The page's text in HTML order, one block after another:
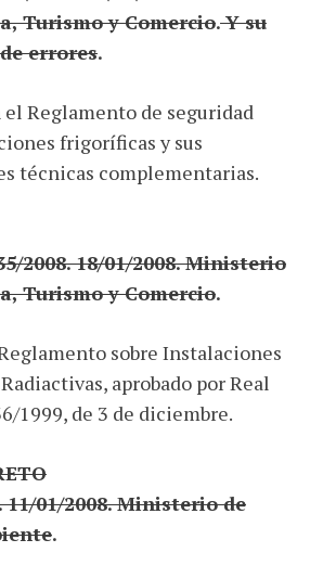
Turismo y Comercio.Y su
errores.
el Reglamento de seguridad
frigoríficas y sus
técnicas complementarias.
2008. 18/01/2008. Ministerio
Turismo y Comercio.
sobre Instalaciones
aprobado por Real
1999, de 3 de diciembre.
11/01/2008. Ministerio de
.